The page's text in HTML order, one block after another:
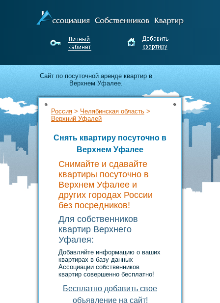
Cайт по посуточной аренде квартир в
Верхнем Уфалее.
Апартаменты для гостей города от
собственников Верхнего Уфалея.
Недорого снимайте и выгодно сдавайте
жильё без посредников!
Россия > Челябинская область >
Верхний Уфалей
Снять квартиру посуточно в
Верхнем Уфалее
Снимайте и сдавайте
квартиры посуточно в
Верхнем Уфалее и
других городах России
без посредников!
Для собственников
квартир Верхнего
Уфалея:
Добавляйте информацию о ваших
квартирах в базу данных
Ассоциации собственников
квартир совершенно бесплатно!